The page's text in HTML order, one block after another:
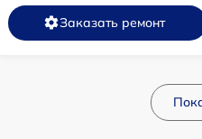
Заказать ремонт